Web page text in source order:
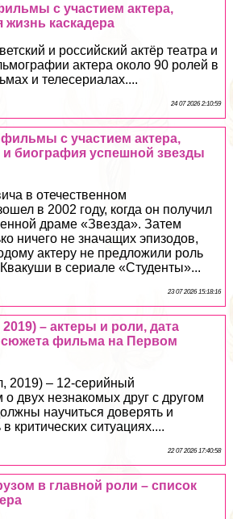
с участием актера,
каскадера
и российский актёр театра и
актера около 90 ролей в
и телесериалах....
24 07 2026 2:10:59
с участием актера,
биография успешной звезды
в отечественном
в 2002 году, когда он получил
драме «Звезда». Затем
ничего не значащих эпизодов,
актеру не предложили роль
в сериале «Студенты»...
23 07 2026 15:18:16
– актеры и роли, дата
фильма на Первом
2019) – 12-серийный
двух незнакомых друг с другом
научиться доверять и
критических ситуациях....
22 07 2026 17:40:58
в главной роли – список